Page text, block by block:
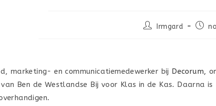
Irmgard
marketing- en communicatiemedewerker bij Decorum,
Ben de Westlandse Bij voor Klas in de Kas. Daarna